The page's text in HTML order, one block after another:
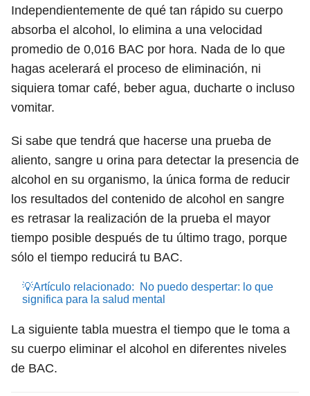
Independientemente de qué tan rápido su cuerpo
absorba el alcohol, lo elimina a una velocidad
promedio de 0,016 BAC por hora. Nada de lo que
hagas acelerará el proceso de eliminación, ni
siquiera tomar café, beber agua, ducharte o incluso
vomitar.
Si sabe que tendrá que hacerse una prueba de
aliento, sangre u orina para detectar la presencia de
alcohol en su organismo, la única forma de reducir
los resultados del contenido de alcohol en sangre
es retrasar la realización de la prueba el mayor
tiempo posible después de tu último trago, porque
sólo el tiempo reducirá tu BAC.
💡Artículo relacionado:
No puedo despertar: lo que
significa para la salud mental
La siguiente tabla muestra el tiempo que le toma a
su cuerpo eliminar el alcohol en diferentes niveles
de BAC.